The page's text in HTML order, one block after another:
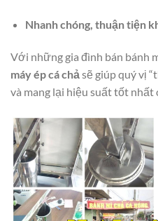
Nhanh chóng, thuận tiện
Với những gia đình bán bánh
máy ép cá chảsẽ giúp quý vị
và mang lại hiệu suất tốt nhất